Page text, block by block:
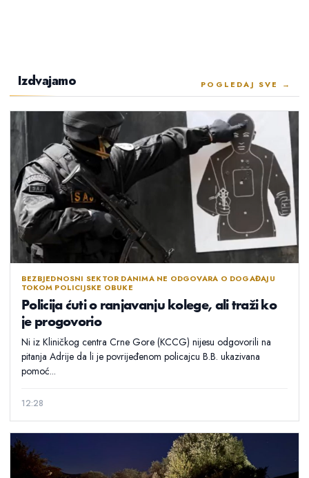
Izdvajamo POGLEDAJ SVE →
BEZBJEDNOSNI SEKTOR DANIMA NE ODGOVARA O DOGAĐAJU
TOKOM POLICIJSKE OBUKE
Policija ćuti o ranjavanju kolege, ali traži ko
je progovorio
Ni iz Kliničkog centra Crne Gore (KCCG) nijesu odgovorili na
pitanja Adrije da li je povrijeđenom policajcu B.B. ukazivana
pomoć...
12:28